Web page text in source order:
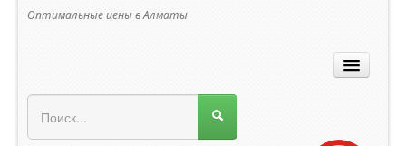
Оптимальные цены в Алматы